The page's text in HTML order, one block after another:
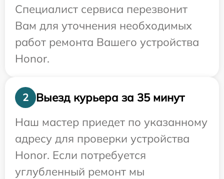
Специалист сервиса перезвонит
Вам для уточнения необходимых
работ ремонта Вашего устройства
Honor.
2
Выезд курьера за 35 минут
Наш мастер приедет по указанному
адресу для проверки устройства
Honor. Если потребуется
углубленный ремонт мы